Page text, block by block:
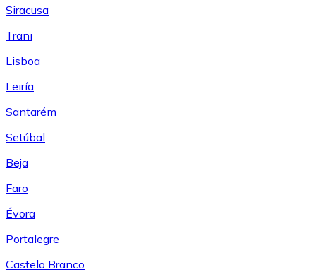
Siracusa
Trani
Lisboa
Leiría
Santarém
Setúbal
Beja
Faro
Évora
Portalegre
Castelo Branco